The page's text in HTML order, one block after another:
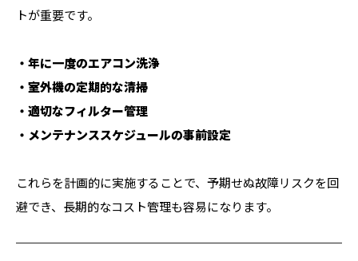
トが重要です。
・年に一度のエアコン洗浄
・室外機の定期的な清掃
・適切なフィルター管理
・メンテナンススケジュールの事前設定
これらを計画的に実施することで、予期せぬ故障リスクを回
避でき、長期的なコスト管理も容易になります。